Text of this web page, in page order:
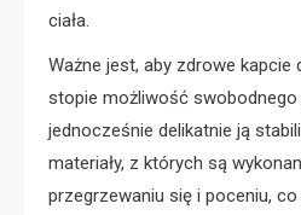
ciała.
Ważne jest, aby zdrowe kapcie
stopie możliwość swobodnego
jednocześnie delikatnie ją
materiały, z których są
przegrzewaniu się i poceniu,